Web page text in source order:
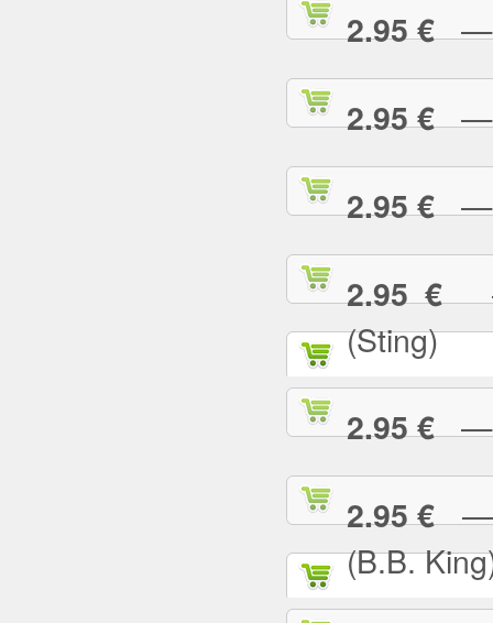
2.95 €—
2.95 €—
2.95 €—
2.95 €—
(Sting)
2.95 €— I
2.95 €— I
(B.B.